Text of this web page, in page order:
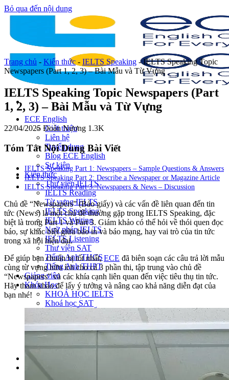
Bỏ qua đến nội dung
ECE English
Giới thiệu
Liên hệ
Tuyển dụng
Blog ECE English
Sự kiện
Kiến thức
Thư viện IELTS
IELTS Reading
Từ vựng IELTS
IELTS Speaking
IELTS Writing
Ngữ pháp IELTS
IELTS Listening
Thư viện SAT
Tiếng Anh THCS
Tiếng Anh THPT
Giảng viên
Khóa Học
KHOÁ HỌC IELTS
Khoá học SAT
IELTS CẤP TỐC
IELTS JUNIOR
KHÓA HỌC PHÁT ÂM
LỚP LUYỆN VIẾT HÈ 2026
Lịch khai giảng
Thành tích
Trang chủ - Kiến thức - IELTS Speaking -IELTS Speaking Topic
Newspapers (Part 1, 2, 3) – Bài Mẫu và Từ Vựng
IELTS Speaking Topic Newspapers (Part
1, 2, 3) – Bài Mẫu và Từ Vựng
22/04/2025 Đoàn Nương 1.3K
Tóm Tắt Nội Dung Bài Viết
IELTS Speaking Part 1: Newspapers – Sample Questions & Answers
IELTS Speaking Part 2: Describe a Newspaper or Magazine Article
IELTS Speaking Part 3: Newspapers & News – Discussion
Chủ đề “Newspapers” (Báo giấy) và các vấn đề liên quan đến tin
tức (News) là một chủ đề thường gặp trong IELTS Speaking, đặc
biệt là trong Part 1 và Part 3. Giám khảo có thể hỏi về thói quen đọc
báo, sự khác biệt giữa báo in và báo mạng, hay vai trò của tin tức
trong xã hội hiện đại.
Để giúp bạn chuẩn bị tốt nhất,ECE đã biên soạn các câu trả lời mẫu
cùng từ vựng hữu ích cho cả 3 phần thi, tập trung vào chủ đề
“Newspapers” và các khía cạnh liên quan đến việc tiêu thụ tin tức.
Hãy tham khảo để lấy ý tưởng và nâng cao khả năng diễn đạt của
bạn nhé!